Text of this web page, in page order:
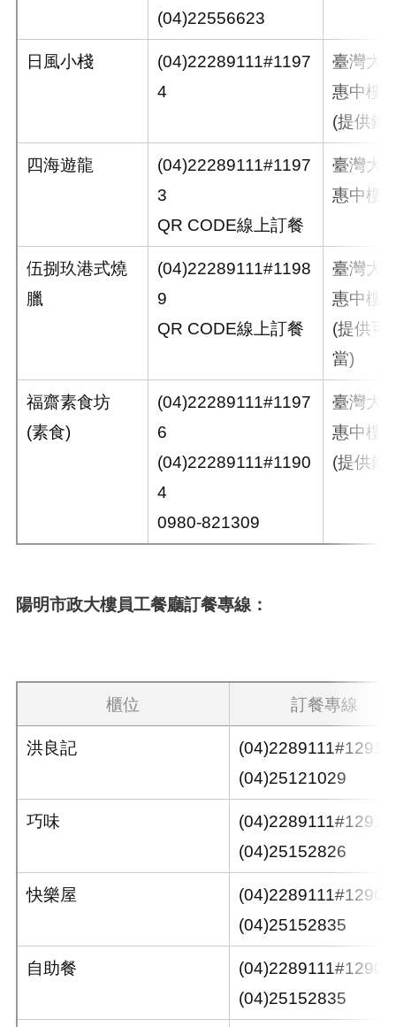
(04)22556623
日風小棧
(04)22289111#1197
4
臺灣大
惠中樓
(提供鐵
四海遊龍
(04)22289111#1197
3
QR CODE線上訂餐
臺灣大
惠中樓
伍捌玖港式燒
臘
(04)22289111#1198
9
QR CODE線上訂餐
臺灣大
惠中樓
(提供可
當)
福齋素食坊
(素食)
(04)22289111#1197
6
(04)22289111#1190
4
0980-821309
臺灣大
惠中樓
(提供鐵
陽明市政大樓員工餐廳訂餐專線：
櫃位 訂餐專線
洪良記
(04)2289111#12911
(04)25121029
巧味
(04)2289111#12912
(04)25152826
快樂屋
(04)2289111#12905
(04)25152835
自助餐
(04)2289111#12905
(04)25152835